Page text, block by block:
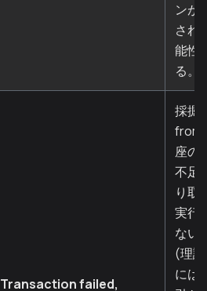
ンが
され
能性
る。
Transaction failed,
採掘
from
座の
不足
り取
実行
ない
(理
には